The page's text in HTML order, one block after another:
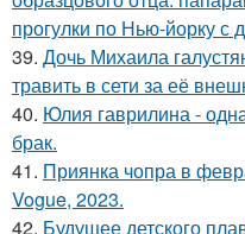
прогулки по Нью-йорку с
39. Дочь Михаила
травить в сети за её
40. Юлия гаврилина -
брак.
41. Приянка чопра в
Vogue, 2023.
42. Будущее детского